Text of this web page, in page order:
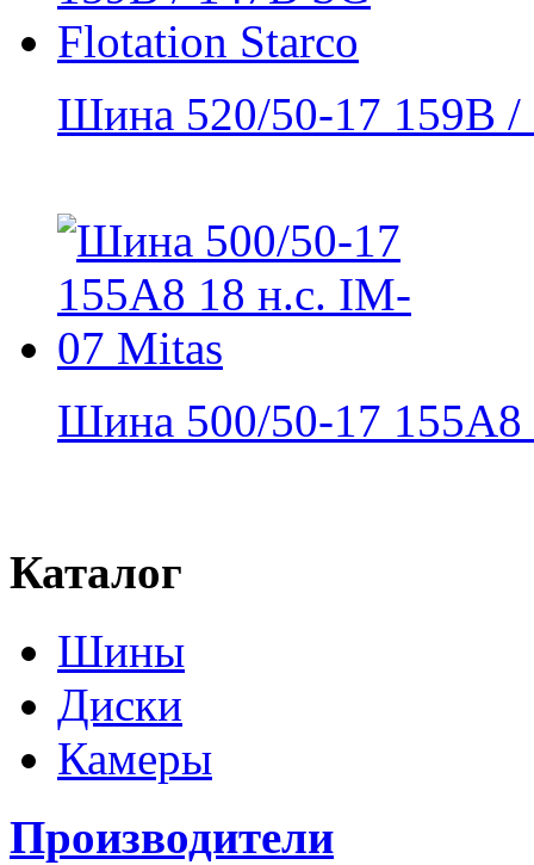
Шина 520/50-17 159B /
Шина 500/50-17 155A8
Каталог
Шины
Диски
Камеры
Производители